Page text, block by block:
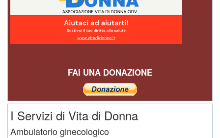
FAI UNA DONAZIONE
I Servizi di Vita di Donna
Ambulatorio ginecologico